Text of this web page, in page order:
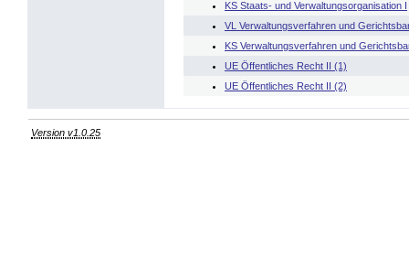
KS Staats- und Verwaltungsorganisation I
VL Verwaltungsverfahren und
KS Verwaltungsverfahren und
UE Öffentliches Recht II (1)
UE Öffentliches Recht II (2)
Version v1.0.25